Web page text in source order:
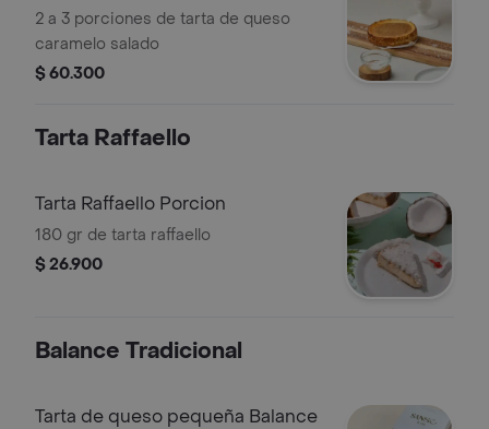
pequeña
2 a 3 porciones de tarta de queso
caramelo salado
$ 60.300
Tarta Raffaello
Tarta Raffaello Porcion
180 gr de tarta raffaello
$ 26.900
Balance Tradicional
Tarta de queso pequeña Balance